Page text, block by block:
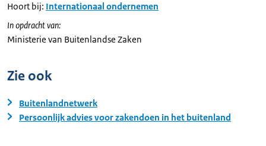
Hoort bij: Internationaal ondernemen
In opdracht van:
Ministerie van Buitenlandse Zaken
Zie ook
Buitenlandnetwerk
Persoonlijk advies voor zakendoen in het buitenland